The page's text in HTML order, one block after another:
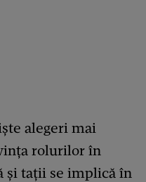
alegeri mai
rolurilor în
și tații se implică în